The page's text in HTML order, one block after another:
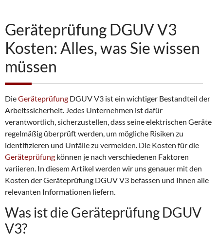
Geräteprüfung DGUV V3
Kosten: Alles, was Sie wissen
müssen
DieGeräteprüfung DGUV V3 ist ein wichtiger Bestandteil der
Arbeitssicherheit. Jedes Unternehmen ist dafür
verantwortlich, sicherzustellen, dass seine elektrischen Geräte
regelmäßig überprüft werden, um mögliche Risiken zu
identifizieren und Unfälle zu vermeiden. Die Kosten für die
Geräteprüfung können je nach verschiedenen Faktoren
variieren. In diesem Artikel werden wir uns genauer mit den
Kosten der Geräteprüfung DGUV V3 befassen und Ihnen alle
relevanten Informationen liefern.
Was ist die Geräteprüfung DGUV
V3?